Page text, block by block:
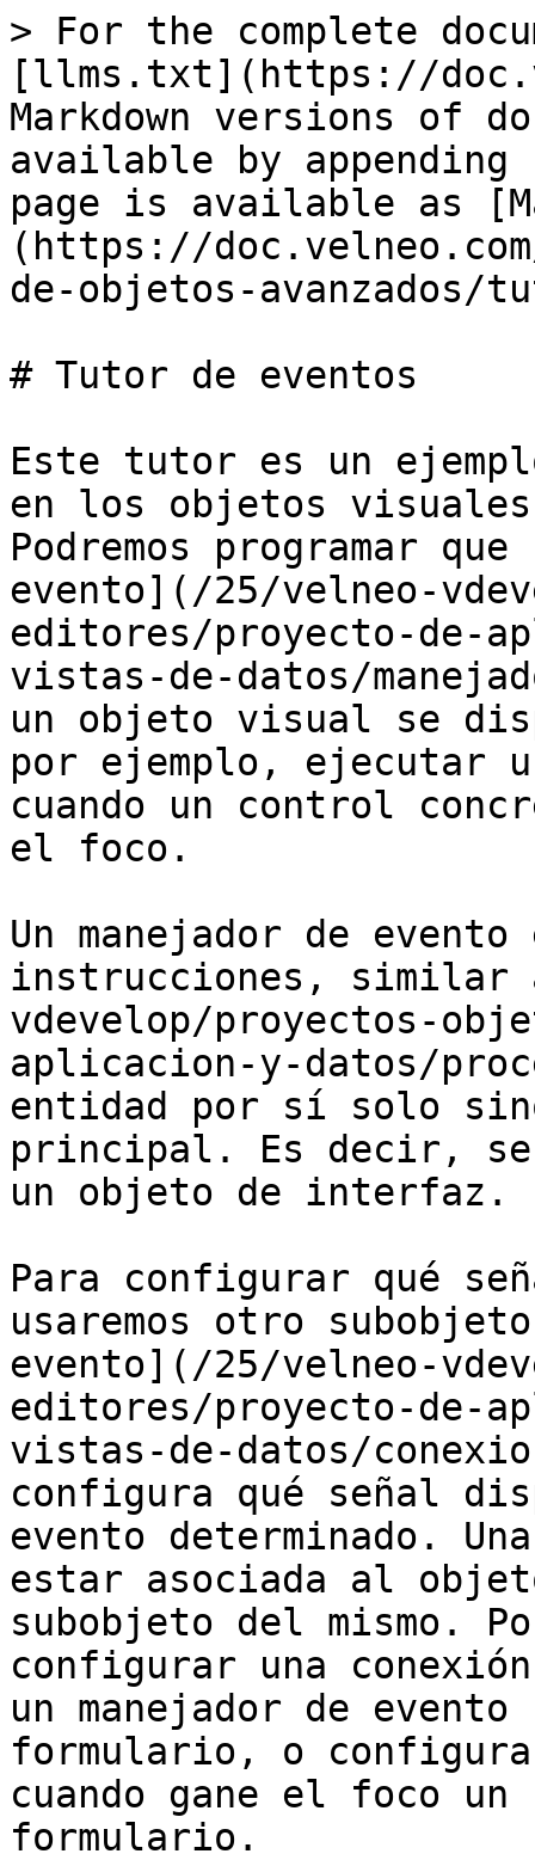
> For the complete
[llms.txt](https://
Markdown versions of
available by
page is available as
(https://
de-objetos-avanzados/
# Tutor de eventos
Este tutor es un
en los objetos
Podremos programar
evento](/25/velneo-
editores/proyecto-de-
vistas-de-datos/
un objeto visual se
por ejemplo, ejecutar
cuando un control
el foco.
Un manejador de
instrucciones, similar
vdevelop/proyectos-
aplicacion-y-datos/
entidad por sí solo
principal. Es decir, se
un objeto de interfaz.
Para configurar qué
usaremos otro
evento](/25/velneo-
editores/proyecto-de-
vistas-de-datos/
configura qué señal
evento determinado.
estar asociada al
subobjeto del mismo.
configurar una
un manejador de evento
formulario, o
cuando gane el foco
formulario.